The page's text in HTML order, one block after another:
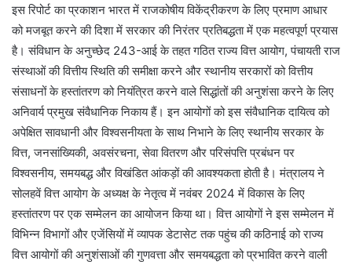
इस रिपोर्ट का प्रकाशन भारत में राजकोषीय विकेंद्रीकरण के लिए प्रमाण आधार
को मजबूत करने की दिशा में सरकार की निरंतर प्रतिबद्धता में एक महत्वपूर्ण प्रयास
है। संविधान के अनुच्छेद 243-आई के तहत गठित राज्य वित्त आयोग, पंचायती राज
संस्थाओं की वित्तीय स्थिति की समीक्षा करने और स्थानीय सरकारों को वित्तीय
संसाधनों के हस्तांतरण को नियंत्रित करने वाले सिद्धांतों की अनुशंसा करने के लिए
अनिवार्य प्रमुख संवैधानिक निकाय हैं। इन आयोगों को इस संवैधानिक दायित्व को
अपेक्षित सावधानी और विश्वसनीयता के साथ निभाने के लिए स्थानीय सरकार के
वित्त, जनसांख्यिकी, अवसंरचना, सेवा वितरण और परिसंपत्ति प्रबंधन पर
विश्वसनीय, समयबद्ध और विखंडित आंकड़ों की आवश्‍यकता होती है। मंत्रालय ने
सोलहवें वित्त आयोग के अध्यक्ष के नेतृत्व में नवंबर 2024 में विकास के लिए
हस्तांतरण पर एक सम्‍मेलन का आयोजन किया था। वित्त आयोगों ने इस सम्मेलन में
विभिन्न विभागों और एजेंसियों में व्यापक डेटासेट तक पहुंच की कठिनाई को राज्य
वित्त आयोगों की अनुशंसाओं की गुणवत्ता और समयबद्धता को प्रभावित करने वाली